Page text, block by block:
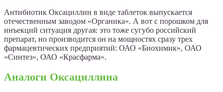
Антибиотик Оксациллин в виде таблеток выпускается
отечественным заводом «Органика». А вот с порошком для
инъекций ситуация другая: это тоже сугубо российский
препарат, но производится он на мощностях сразу трех
фармацевтических предприятий: ОАО «Биохимик», ОАО
«Синтез», ОАО «Красфарма».
Аналоги Оксациллина